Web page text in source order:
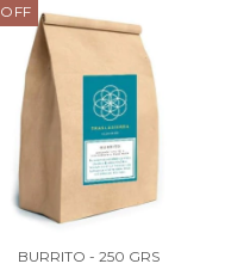
OFF
BURRITO - 250 GRS